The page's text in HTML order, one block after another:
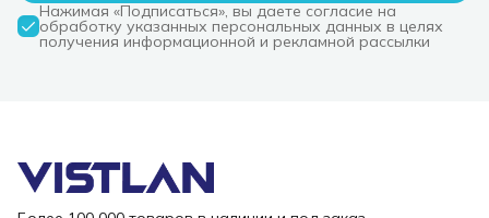
Нажимая «Подписаться», вы даете согласие на
обработку указанных персональных данных в целях
получения информационной и рекламной рассылки